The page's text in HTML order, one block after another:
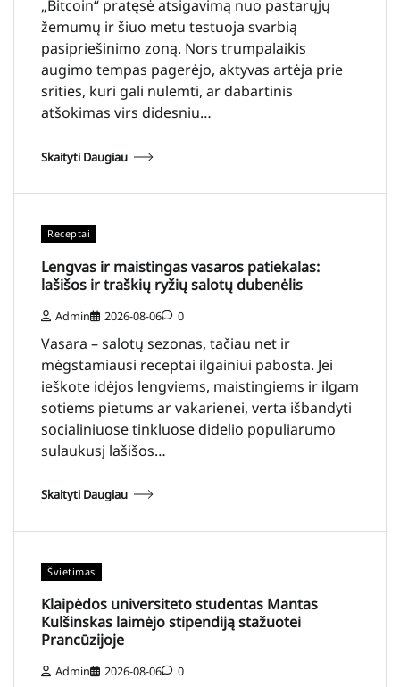
„Bitcoin“ pratęsė atsigavimą nuo pastarųjų
žemumų ir šiuo metu testuoja svarbią
pasipriešinimo zoną. Nors trumpalaikis
augimo tempas pagerėjo, aktyvas artėja prie
srities, kuri gali nulemti, ar dabartinis
atšokimas virs didesniu…
Skaityti Daugiau
Receptai
Lengvas ir maistingas vasaros patiekalas:
lašišos ir traškių ryžių salotų dubenėlis
Admin 2026-08-06 0
Vasara – salotų sezonas, tačiau net ir
mėgstamiausi receptai ilgainiui pabosta. Jei
ieškote idėjos lengviems, maistingiems ir ilgam
sotiems pietums ar vakarienei, verta išbandyti
socialiniuose tinkluose didelio populiarumo
sulaukusį lašišos…
Skaityti Daugiau
Švietimas
Klaipėdos universiteto studentas Mantas
Kulšinskas laimėjo stipendiją stažuotei
Prancūzijoje
Admin 2026-08-06 0